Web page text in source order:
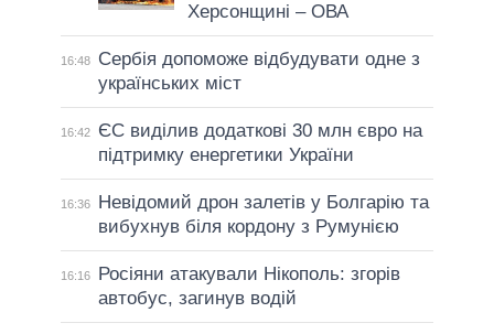
Херсонщині – ОВА
16:48
Сербія допоможе відбудувати одне з
українських міст
16:42
ЄС виділив додаткові 30 млн євро на
підтримку енергетики України
16:36
Невідомий дрон залетів у Болгарію та
вибухнув біля кордону з Румунією
16:16
Росіяни атакували Нікополь: згорів
автобус, загинув водій